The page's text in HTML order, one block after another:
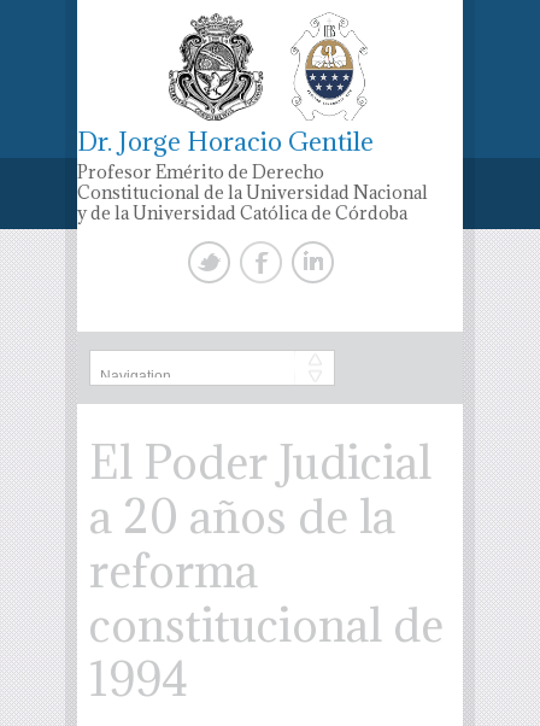
Dr. Jorge Horacio Gentile
Profesor Emérito de Derecho
Constitucional de la Universidad Nacional
y de la Universidad Católica de Córdoba
El Poder Judicial
a 20 años de la
reforma
constitucional de
1994